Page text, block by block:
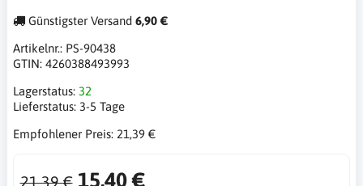
Günstigster Versand 6,90 €
Artikelnr.: PS-90438
GTIN: 4260388493993
Lagerstatus: 32
Lieferstatus: 3-5 Tage
Empfohlener Preis: 21,39 €
21,39 € 15,40 €